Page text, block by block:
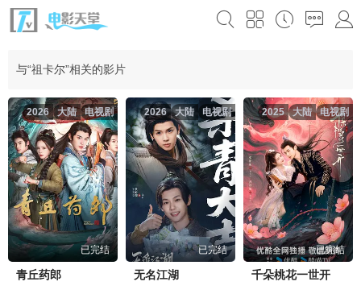
与“祖卡尔”相关的影片
电视剧
大陆
2026
已完结
青丘药郎
电视剧
大陆
2026
已完结
无名江湖
电视剧
大陆
2025
已完结
千朵桃花一世开